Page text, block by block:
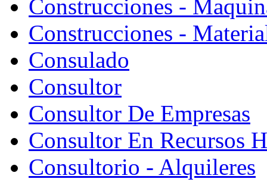
Construcciones -
Construcciones -
Consulado
Consultor
Consultor De Empresas
Consultor En Recursos
Consultorio - Alquileres